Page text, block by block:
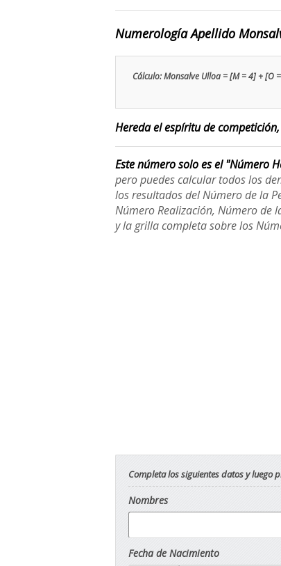
Numerología Apellido
Cálculo: Monsalve Ulloa = [M = 4] + [O
Hereda el espíritu de
Este número solo es el "Número
pero puedes calcular todos los
los resultados del Número de la
Número Realización, Número de
y la grilla completa sobre los
Completa los siguientes datos y luego
Nombres
Fecha de Nacimiento